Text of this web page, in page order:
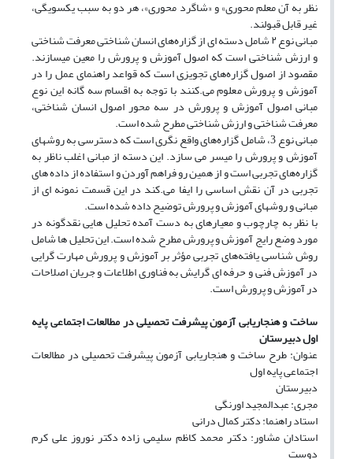
نظر به آن معلم محوری» و «شاگرد محوری»، هر دو به سبب یکسویگی،
غیر قابل قبولند.
مبانی نوع ۲ شامل دسته ای از گزاره‌های انسان شناختی معرفت شناختی
و ارزش شناختی است که اصول آموزش و پرورش را معین میسازند.
مقصود از اصول گزاره‌های تجویزی است که قواعد راهنمای عمل را در
آموزش و پرورش معلوم می.کنند با توجه به اقسام سه گانه این نوع
مبانی اصول آموزش و پرورش در سه محور اصول انسان شناختی،
معرفت شناختی و ارزش شناختی مطرح شده است.
مبانی نوع 3، شامل گزاره‌های واقع نگری است که دسترسی به روشهای
آموزش و پرورش را میسر می سازد. این دسته از مبانی اغلب ناظر به
گزاره‌های تجربی است و از همین رو فراهم آوردن و استفاده از داده های
تجربی در آن نقش اساسی را ایفا می.کند در این قسمت نمونه ای از
مبانی و روشهای آموزش و پرورش توضیح داده شده است.
با نظر به چارچوب و معیارهای به دست آمده تحلیل هایی نقدگونه در
مورد وضع رایج آموزش و پرورش مطرح شده است. این تحلیل ها شامل
روش شناسی یافته‌های تجربی مؤثر بر آموزش و پرورش مهارت گرایی
در آموزش فنی و حرفه ای گرایش به فناوری اطلاعات و جریان اصلاحات
در آموزش و پرورش است.
ساخت وهنجاریابی آزمون پیشرفتتحصیلیدرمطالعات اجتماعی پایه
اولدبیرستان
عنوان: طرح ساخت و هنجاریابی آزمون پیشرفت تحصیلی در مطالعات
اجتماعی پایه اول
دبیرستان
مجری: عبدالمجید اورنگی
استاد راهنما: دکتر کمال درانی
استادان مشاور: دکتر محمد کاظم سلیمی زاده دکتر نوروز علی کرم
دوست